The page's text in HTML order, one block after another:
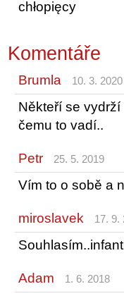
chłopięcy
Komentáře
Brumla 10. 3. 2020
Někteří se
čemu to vadí..
Petr 25. 5. 2019
Vím to o sobě a
miroslavek 17. 9.
Adam 1. 6. 2018